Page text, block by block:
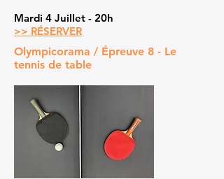
Mardi 4 Juillet - 20h
>> RÉSERVER
Olympicorama / Épreuve 8 - Le
tennis de table